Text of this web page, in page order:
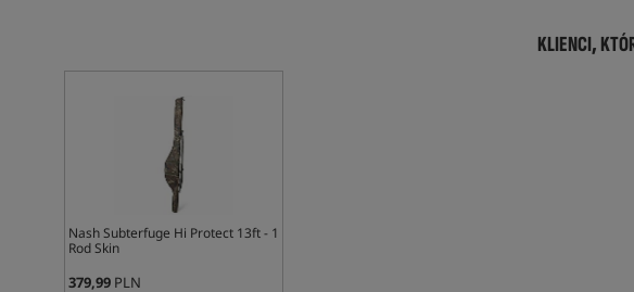
KLIENCI,
Nash Subterfuge Hi Protect 13ft - 1
Rod Skin
379,99PLN